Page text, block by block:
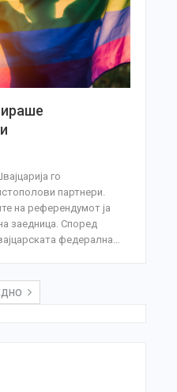
го
партнери.
на референдумот ја
заедница. Според
федерална…